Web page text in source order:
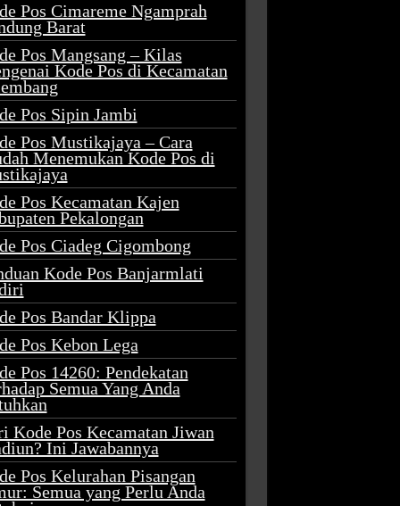
Pos Cimareme Ngamprah
Barat
Pos Mangsang – Kilas
Kode Pos di Kecamatan
Pos Sipin Jambi
Pos Mustikajaya – Cara
Menemukan Kode Pos di
Pos Kecamatan Kajen
Pekalongan
Pos Ciadeg Cigombong
Kode Pos Banjarmlati
Pos Bandar Klippa
Pos Kebon Lega
Pos 14260: Pendekatan
Semua Yang Anda
Kode Pos Kecamatan Jiwan
Ini Jawabannya
Pos Kelurahan Pisangan
Semua yang Perlu Anda